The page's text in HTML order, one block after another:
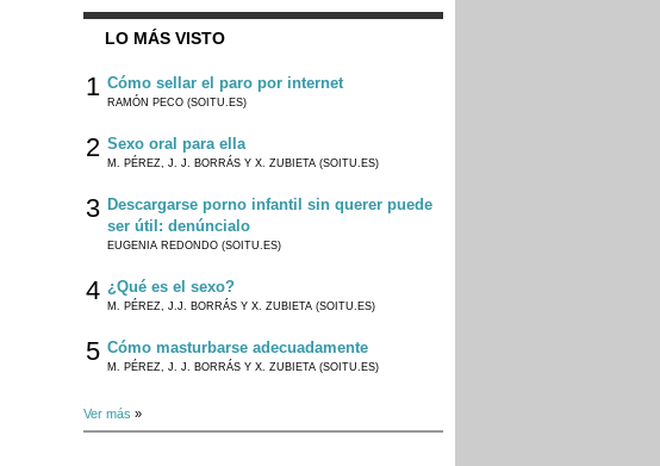
LO MÁS VISTO
1 Cómo sellar el paro por internet
RAMÓN PECO (SOITU.ES)
2 Sexo oral para ella
M. PÉREZ, J. J. BORRÁS Y X. ZUBIETA (SOITU.ES)
3 Descargarse porno infantil sin querer puede
ser útil: denúncialo
EUGENIA REDONDO (SOITU.ES)
4 ¿Qué es el sexo?
M. PÉREZ, J.J. BORRÁS Y X. ZUBIETA (SOITU.ES)
5 Cómo masturbarse adecuadamente
M. PÉREZ, J. J. BORRÁS Y X. ZUBIETA (SOITU.ES)
Ver más »